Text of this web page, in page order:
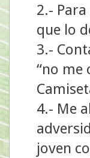
2.-
que lo
3.-
“no me
4.- Me
joven